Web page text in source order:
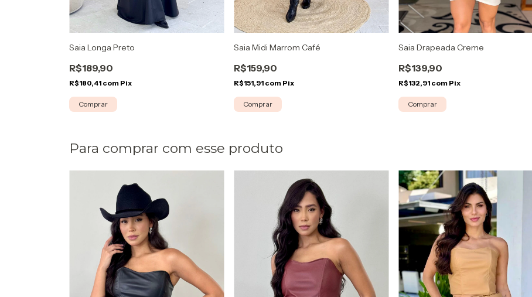
Saia Longa Preto
R$189,90
R$180,41 com Pix
Comprar
Saia Midi Marrom Café
R$159,90
R$151,91 com Pix
Comprar
Saia Drapeada Creme
R$139,90
R$132,91 com Pix
Comprar
Para comprar com esse produto